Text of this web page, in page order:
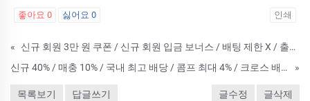
좋아요 0 싫어요 0 인쇄
«
신규 회원 3만 원 쿠폰 / 신규 회원 입금 보너스 / 배팅 제한 X / 출금 무제한
신규 40% / 매충 10% / 국내 최고 배당 / 콤프 최대 4% / 크로스 배팅 가능
»
목록보기 답글쓰기 글수정 글삭제